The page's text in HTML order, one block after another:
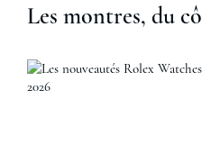
Les montres, du